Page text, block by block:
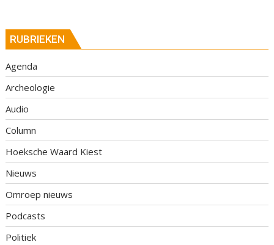
RUBRIEKEN
Agenda
Archeologie
Audio
Column
Hoeksche Waard Kiest
Nieuws
Omroep nieuws
Podcasts
Politiek